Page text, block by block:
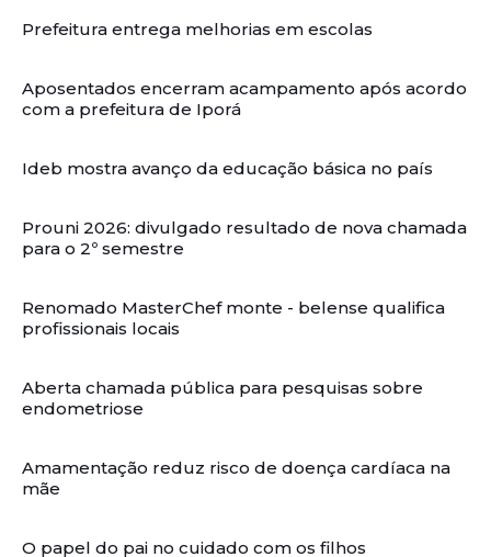
Prefeitura entrega melhorias em escolas
Aposentados encerram acampamento após acordo
com a prefeitura de Iporá
Ideb mostra avanço da educação básica no país
Prouni 2026: divulgado resultado de nova chamada
para o 2º semestre
Renomado MasterChef monte - belense qualifica
profissionais locais
Aberta chamada pública para pesquisas sobre
endometriose
Amamentação reduz risco de doença cardíaca na
mãe
O papel do pai no cuidado com os filhos